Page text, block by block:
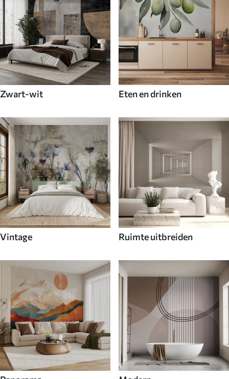
Zwart-wit Eten en drinken
Vintage Ruimte uitbreiden